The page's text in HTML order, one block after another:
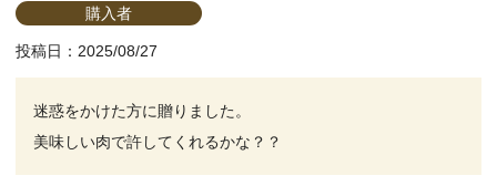
購入者
投稿日 2025/08/27
迷惑をかけた方に贈りました。
美味しい肉で許してくれるかな？？